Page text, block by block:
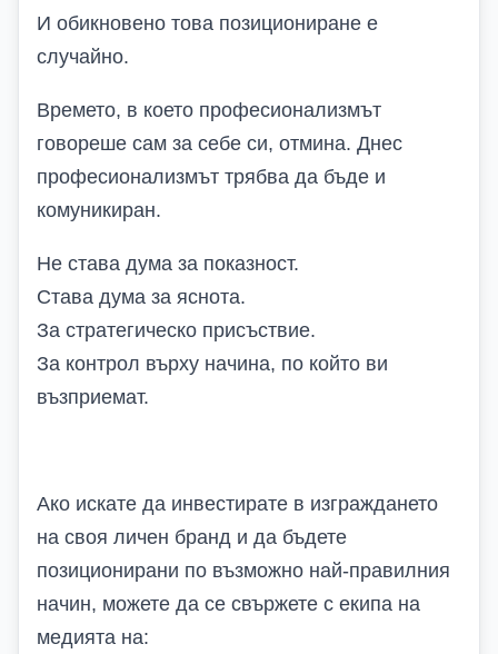
И обикновено това позициониране е
случайно.
Времето, в което професионализмът
говореше сам за себе си, отмина. Днес
професионализмът трябва да бъде и
комуникиран.
Не става дума за показност.
Става дума за яснота.
За стратегическо присъствие.
За контрол върху начина, по който ви
възприемат.
Ако искате да инвестирате в изграждането
на своя личен бранд и да бъдете
позиционирани по възможно най-правилния
начин, можете да се свържете с екипа на
медията на: